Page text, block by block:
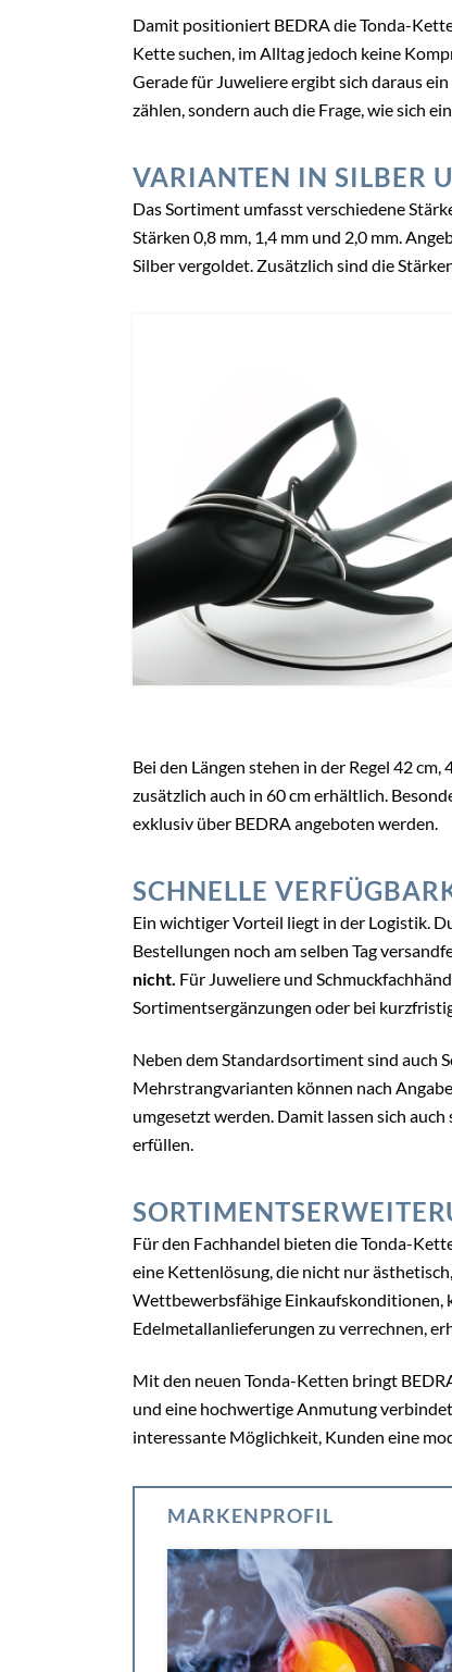
Damit positioniert BEDRA die Tonda-
Kette suchen, im Alltag jedoch keine
Gerade für Juweliere ergibt sich daraus
zählen, sondern auch die Frage, wie sich
VARIANTEN IN SILBER
Das Sortiment umfasst verschiedene
Stärken 0,8 mm, 1,4 mm und 2,0 mm.
Silber vergoldet. Zusätzlich sind die
Bei den Längen stehen in der Regel 42
zusätzlich auch in 60 cm erhältlich.
exklusiv über BEDRA angeboten werden.
SCHNELLE
Ein wichtiger Vorteil liegt in der Logistik.
Bestellungen noch am selben Tag
nicht. Für Juweliere und
Sortimentsergänzungen oder bei
Neben dem Standardsortiment sind auch
Mehrstrangvarianten können nach
umgesetzt werden. Damit lassen sich
erfüllen.
Für den Fachhandel bieten die Tonda-
eine Kettenlösung, die nicht nur
Wettbewerbsfähige Einkaufskonditionen,
Edelmetallanlieferungen zu verrechnen,
Mit den neuen Tonda-Ketten bringt
und eine hochwertige Anmutung
interessante Möglichkeit, Kunden eine
MARKENPROFIL